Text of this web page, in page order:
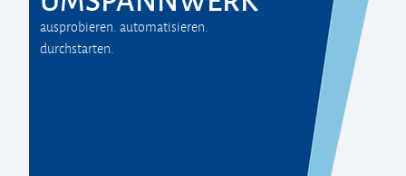
ausprobieren. automatisieren.
durchstarten.